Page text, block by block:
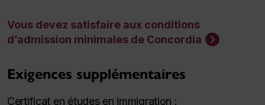
Vous devez satisfaire aux conditions
d’admission minimales de Concordia
Exigences supplémentaires
Certificat en études en immigration :